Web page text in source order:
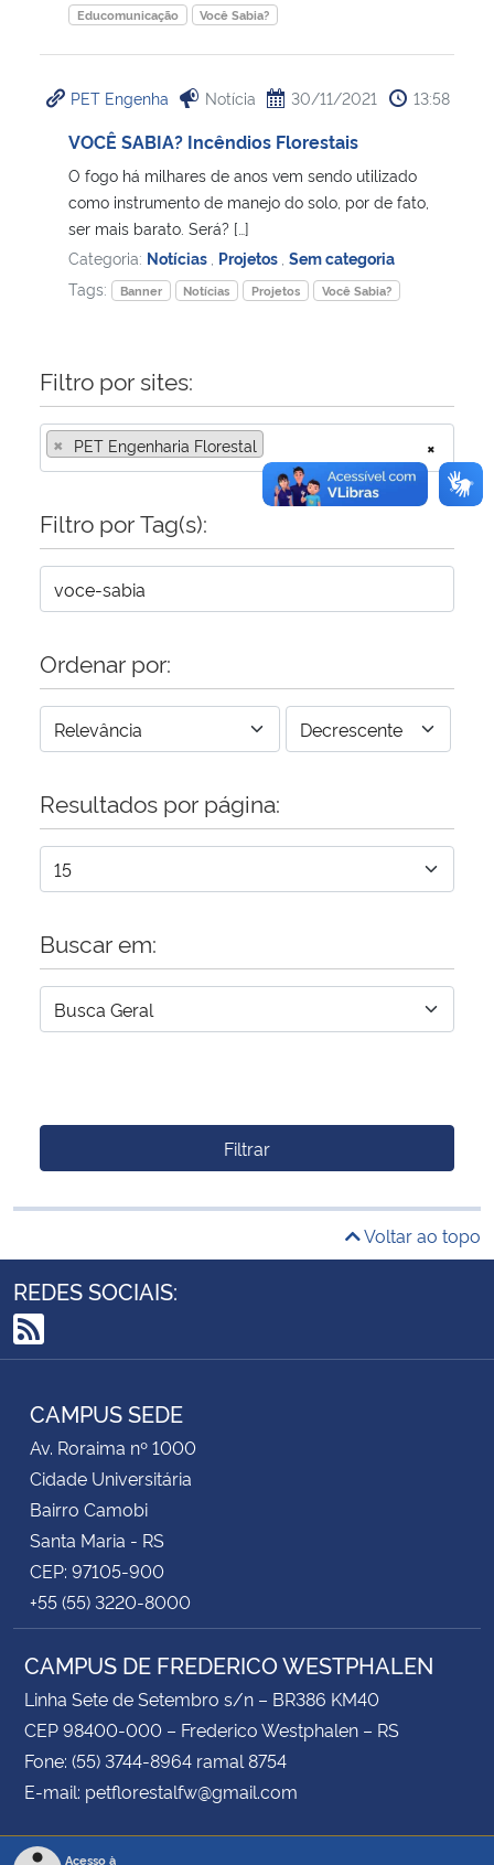
Gabinete de Segurança Institucional
Advocacia-Geral da União
Banco Central do Brasil
Educomunicação
Você Sabia?
PET Engenha Notícia 30/11/2021 13:58
VOCÊ SABIA? Incêndios Florestais
O fogo há milhares de anos vem sendo utilizado
como instrumento de manejo do solo, por de fato,
ser mais barato. Será? […]
Categoria: Notícias Projetos Sem categoria
Tags:
Banner Notícias Projetos Você Sabia?
Filtro por sites:
×
× PET Engenharia Florestal
Filtro por Tag(s):
Ordenar por:
Resultados por página:
Buscar em:
Filtrar
Voltar ao topo
REDES SOCIAIS:
RSS
CAMPUS SEDE
Av. Roraima nº 1000
Cidade Universitária
Bairro Camobi
Santa Maria - RS
CEP: 97105-900
+55 (55) 3220-8000
CAMPUS DE FREDERICO WESTPHALEN
Linha Sete de Setembro s/n – BR386 KM40
CEP 98400-000 – Frederico Westphalen – RS
Fone: (55) 3744-8964 ramal 8754
E-mail: petflorestalfw@gmail.com
Acesso à